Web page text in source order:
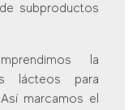
subproductos
la
lácteos para
marcamos el